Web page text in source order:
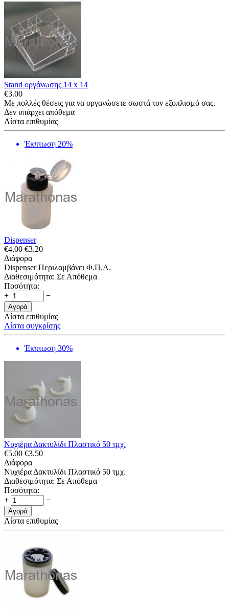
Stand οργάνωσης 14 x 14
€3.00
Με πολλές θέσεις για να οργανώσετε σωστά τον εξοπλισμό σας.
Δεν υπάρχει απόθεμα
Λίστα επιθυμίας
Έκπτωση 20%
Dispenser
€4.00 €3.20
Διάφορα
Dispenser Περιλαμβάνει Φ.Π.Α.
Διαθεσιμότητα: Σε Απόθεμα
Ποσότητα:
+
−
Αγορά
Λίστα επιθυμίας
Λίστα συγκρίσης
Έκπτωση 30%
Νυχιέρα Δακτυλίδι Πλαστικό 50 τμχ.
€5.00 €3.50
Διάφορα
Νυχιέρα Δακτυλίδι Πλαστικό 50 τμχ.
Διαθεσιμότητα: Σε Απόθεμα
Ποσότητα:
+
−
Αγορά
Λίστα επιθυμίας